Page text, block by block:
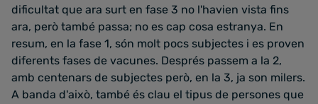
dificultat que ara surt en fase 3 no l'havien vista fins
ara, però també passa; no es cap cosa estranya. En
resum, en la fase 1, són molt pocs subjectes i es proven
diferents fases de vacunes. Després passem a la 2,
amb centenars de subjectes però, en la 3, ja son milers.
A banda d'això, també és clau el tipus de persones que